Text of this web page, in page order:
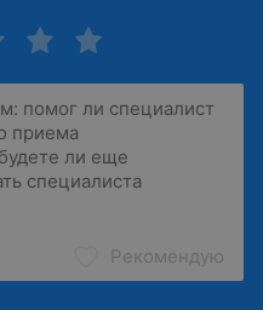
Рекомендую